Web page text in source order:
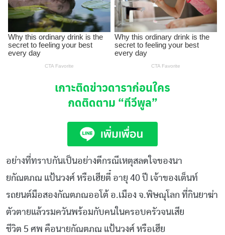
เกาะติดข่าวดาราก่อนใคร
กดติดตาม “ทีวีพูล”
อย่างที่ทราบกันเป็นอย่างดีกรณีเหตุสลดใจของนา
ยกัณตภณ แป้นวงศ์ หรือเฮียตี๋ อายุ 40 ปี เจ้าของเต็นท์
รถยนต์มือสองกัณตภณออโต้ อ.เมือง จ.พิษณุโลก ที่กินยาฆ่า
ตัวตายแล้วรมควันพร้อมกับคนในครอบครัวจนเสีย
ชีวิต 5 ศพ คือนายกัณตภณ แป้นวงศ์ หรือเฮีย